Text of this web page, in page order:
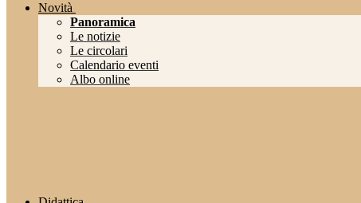
Novità
Panoramica
Le notizie
Le circolari
Calendario eventi
Albo online